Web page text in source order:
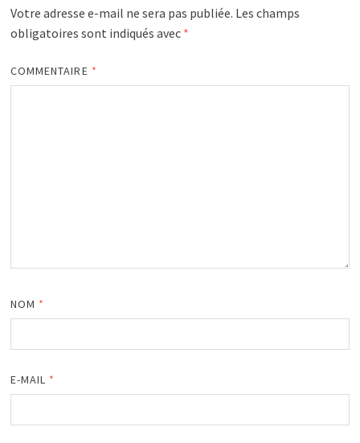
Votre adresse e-mail ne sera pas publiée. Les champs
obligatoires sont indiqués avec *
COMMENTAIRE *
NOM *
E-MAIL *